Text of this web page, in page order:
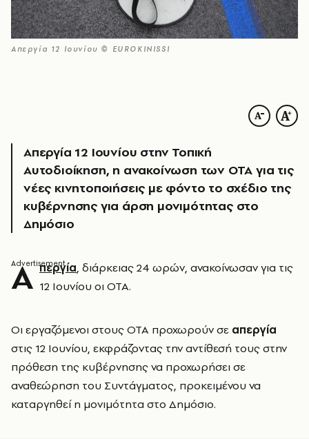
Απεργία 12 Ιουνίου © EUROKINISSI
Απεργία 12 Ιουνίου στην Τοπική
Αυτοδιοίκηση, η ανακοίνωση των ΟΤΑ για τις
νέες κινητοποιήσεις με φόντο το σχέδιο της
κυβέρνησης για άρση μονιμότητας στο
Δημόσιο
Α περγία, διάρκειας 24 ωρών, ανακοίνωσαν για τις
12 Ιουνίου οι ΟΤΑ.
Οι εργαζόμενοι στους ΟΤΑ προχωρούν σε απεργία
στις 12 Ιουνίου, εκφράζοντας την αντίθεσή τους στην
πρόθεση της κυβέρνησης να προχωρήσει σε
αναθεώρηση του Συντάγματος, προκειμένου να
καταργηθεί η μονιμότητα στο Δημόσιο.